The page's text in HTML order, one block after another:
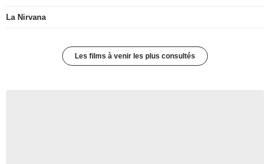
La Nirvana
Les films à venir les plus consultés